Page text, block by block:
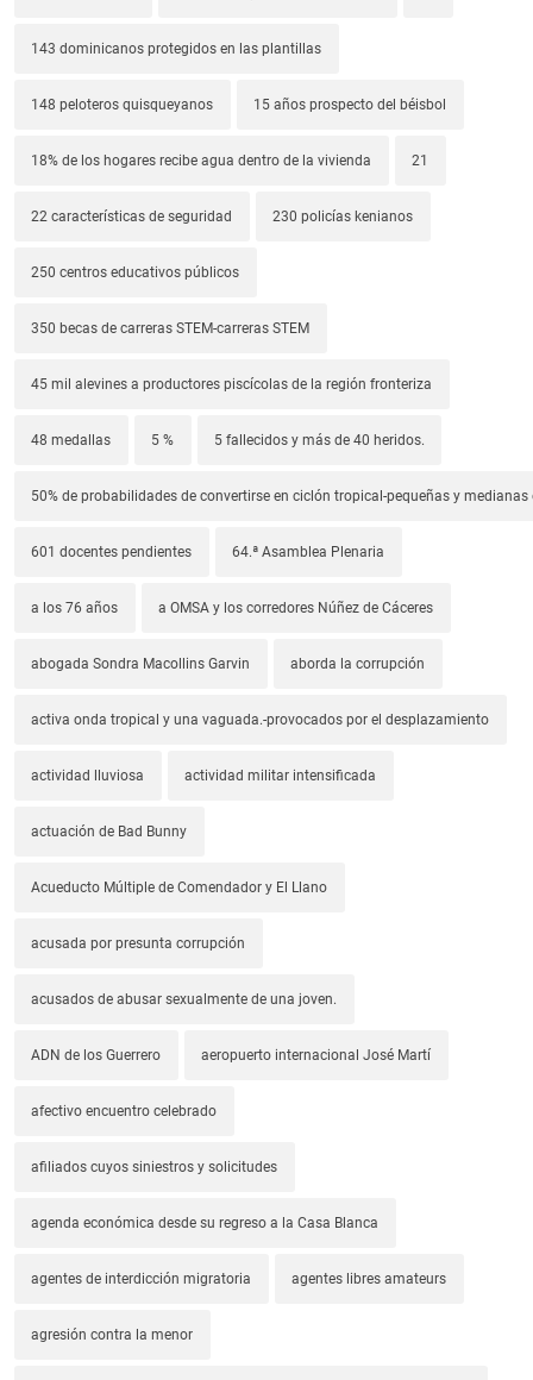
143 dominicanos protegidos en las plantillas
148 peloteros quisqueyanos 15 años prospecto del béisbol
18% de los hogares recibe agua dentro de la vivienda 21
22 características de seguridad 230 policías kenianos
250 centros educativos públicos
350 becas de carreras STEM-carreras STEM
45 mil alevines a productores piscícolas de la región fronteriza
48 medallas 5 % 5 fallecidos y más de 40 heridos.
50% de probabilidades de convertirse en ciclón tropical-pequeñas y
601 docentes pendientes 64.ª Asamblea Plenaria
a los 76 años a OMSA y los corredores Núñez de Cáceres
abogada Sondra Macollins Garvin aborda la corrupción
activa onda tropical y una vaguada.-provocados por el desplazamiento
actividad lluviosa actividad militar intensificada
actuación de Bad Bunny
Acueducto Múltiple de Comendador y El Llano
acusada por presunta corrupción
acusados de abusar sexualmente de una joven.
ADN de los Guerrero aeropuerto internacional José Martí
afectivo encuentro celebrado
afiliados cuyos siniestros y solicitudes
agenda económica desde su regreso a la Casa Blanca
agentes de interdicción migratoria agentes libres amateurs
agresión contra la menor